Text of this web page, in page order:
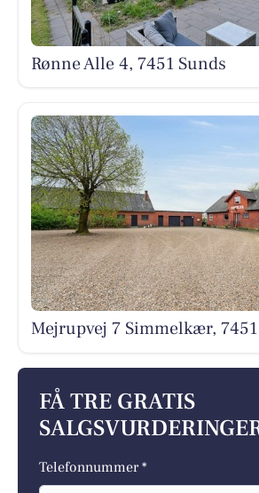
Rønne Alle 4, 7451 Sunds
Mejrupvej 7 Simmelkær,
FÅ TRE GRATIS
Telefonnummer *